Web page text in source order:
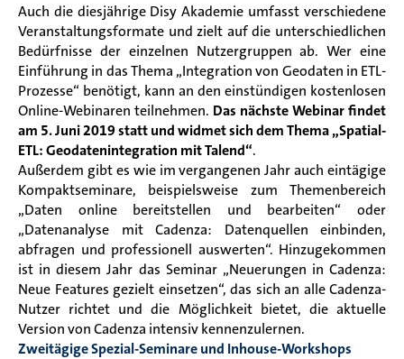
Auch die diesjährige Disy Akademie umfasst verschiedene
Veranstaltungsformate und zielt auf die unterschiedlichen
Bedürfnisse der einzelnen Nutzergruppen ab. Wer eine
Einführung in das Thema „Integration von Geodaten in ETL-
Prozesse“ benötigt, kann an den einstündigen kostenlosen
Online-Webinaren teilnehmen. Das nächste Webinar findet
am 5. Juni 2019 statt und widmet sich dem Thema „Spatial-
ETL: Geodatenintegration mit Talend“.
Außerdem gibt es wie im vergangenen Jahr auch eintägige
Kompaktseminare, beispielsweise zum Themenbereich
„Daten online bereitstellen und bearbeiten“ oder
„Datenanalyse mit Cadenza: Datenquellen einbinden,
abfragen und professionell auswerten“. Hinzugekommen
ist in diesem Jahr das Seminar „Neuerungen in Cadenza:
Neue Features gezielt einsetzen“, das sich an alle Cadenza-
Nutzer richtet und die Möglichkeit bietet, die aktuelle
Version von Cadenza intensiv kennenzulernen.
Zweitägige Spezial-Seminare und Inhouse-Workshops